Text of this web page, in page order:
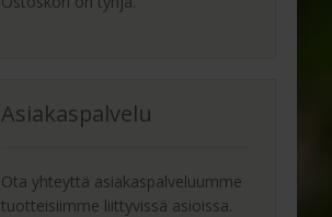
Asiakaspalvelu
Ota yhteyttä asiakaspalveluumme
tuotteisiimme liittyvissä asioissa.